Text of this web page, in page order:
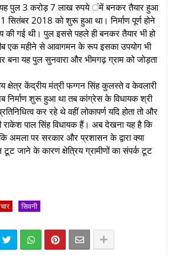
यह पुल 3 करोड़ 7 लाख रुपये ंमें बनकर तैयार हुआ
1 सितंबर 2018 को शुरू हुआ था। निर्माण पूर्ण होने
गई थी। पुल इससे पहले ही बनकर तैयार भी हो
एक महीने से आवागमन के रूप इसका उपयोग भी
यह पुल सुनवारा और भीमगढ़ ग्राम को जोड़ता
केंद्रीय मंत्री फग्गन सिंह कुलस्ते व केवलारी
निर्माण शुरू हुआ था तब कांग्रेस के विधायक श्री
कर रहे थे वहीं लोकापर्ण यदि होता तो और
राकेश पाल सिंह विधायक हैं। अब देखना यह है कि
अमला पर सरकार और प्रशासन के द्वारा क्या
टूट जाने के कारण क्षेत्रिय ग्रामीणों का संपर्क टूट
सिवनी